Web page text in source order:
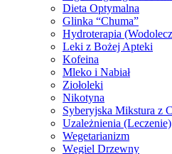
Dieta Optymalna
Glinka “Chuma”
Hydroterapia
Leki z Bożej Apteki
Kofeina
Mleko i Nabiał
Ziołoleki
Nikotyna
Syberyjska Mikstura z
Uzależnienia (Leczenie)
Wegetarianizm
Węgiel Drzewny